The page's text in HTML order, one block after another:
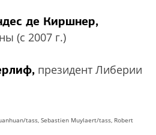
де Киршнер,
(с 2007 г.)
президент Либерии
tass, Sebastien Muylaert/tass, Robert